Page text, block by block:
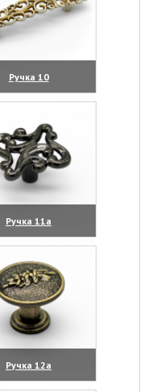
Ручка 10
(увеличить)
Ручка 11а
(увеличить)
Ручка 12а
(увеличить)